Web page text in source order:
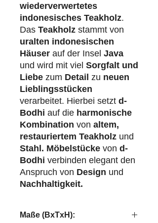
wiederverwertetes
indonesisches Teakholz.
Das Teakholz stammt von
uralten indonesischen
Häuser auf der Insel Java
und wird mit viel Sorgfalt und
Liebe zum Detail zu neuen
Lieblingsstücken
verarbeitet. Hierbei setzt d-
Bodhi auf die harmonische
Kombination von altem,
restauriertem Teakholz und
Stahl. Möbelstücke von d-
Bodhi verbinden elegant den
Anspruch von Design und
Nachhaltigkeit.
Maße (BxTxH):